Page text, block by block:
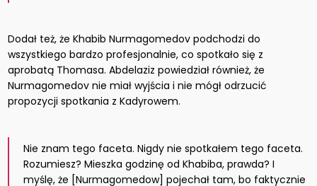
Dodał też, że Khabib Nurmagomedov podchodzi do
wszystkiego bardzo profesjonalnie, co spotkało się z
aprobatą Thomasa. Abdelaziz powiedział również, że
Nurmagomedov nie miał wyjścia i nie mógł odrzucić
propozycji spotkania z Kadyrowem.
Nie znam tego faceta. Nigdy nie spotkałem tego faceta.
Rozumiesz? Mieszka godzinę od Khabiba, prawda? I
myślę, że [Nurmagomedow] pojechał tam, bo faktycznie